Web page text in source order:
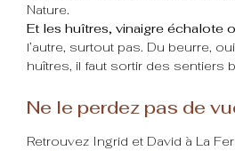
Nature.
Et les huîtres, vinaigre échalote
l’autre, surtout pas. Du beurre,
huîtres, il faut sortir des sentiers
Ne le perdez pas de
Retrouvez Ingrid et David à La